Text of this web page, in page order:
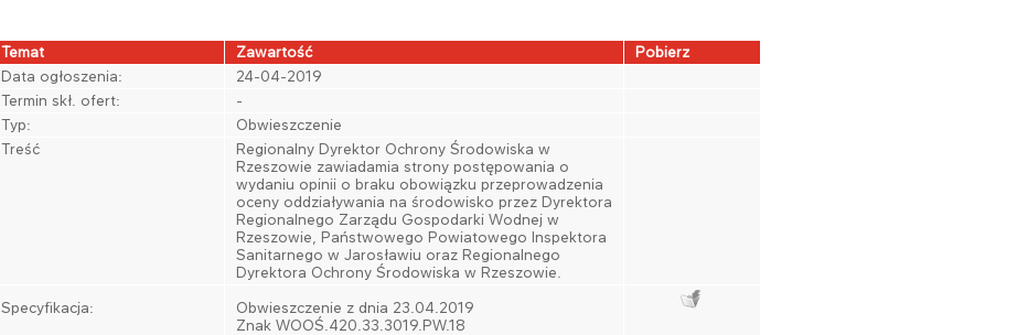
Temat Zawartość
Pobierz
Data ogłoszenia:
24-04-2019
Termin skł. ofert:
-
​Typ:
Obwieszczenie
​Treść
​Regionalny Dyrektor Ochrony Środowiska w
Rzeszowie zawiadamia strony postępowania o
wydaniu opinii o braku obowiązku przeprowadzenia
oceny oddziaływania na środowisko przez Dyrektora
Regionalnego Zarządu Gospodarki Wodnej w
Rzeszowie, Państwowego Powiatowego Inspektora
Sanitarnego w Jarosławiu oraz Regionalnego
Dyrektora Ochrony Środowiska w Rzeszowie.
Specyfikacja:
Obwieszczenie z dnia 23.04.2019
Znak WOOŚ.420.33.3019.PW.18